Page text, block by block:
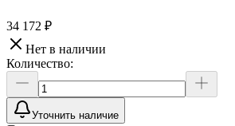
34 172 ₽
Нет в наличии
Количество:
Уточнить наличие